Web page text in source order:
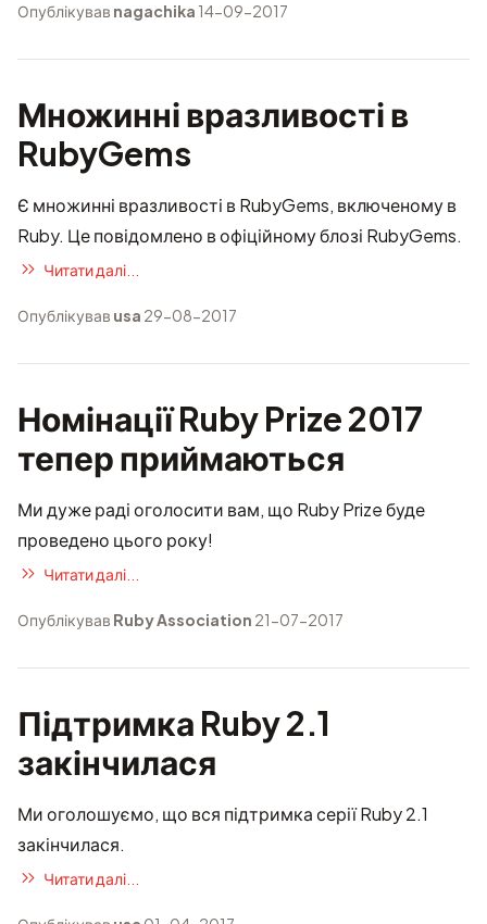
Опублікував nagachika 14-09-2017
Множинні вразливості в
RubyGems
Є множинні вразливості в RubyGems, включеному в
Ruby. Цеповідомлено в офіційному блозі RubyGems.
Читати далі...
Опублікував usa 29-08-2017
Номінації Ruby Prize 2017
тепер приймаються
Ми дуже раді оголосити вам, що Ruby Prize буде
проведено цього року!
Читати далі...
Опублікував Ruby Association 21-07-2017
Підтримка Ruby 2.1
закінчилася
Ми оголошуємо, що вся підтримка серії Ruby 2.1
закінчилася.
Читати далі...